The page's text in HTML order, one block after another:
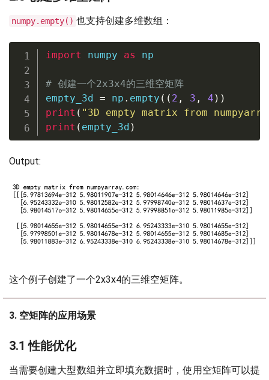
numpy.empty() 也支持创建多维数组：
import numpy as np
# 创建一个2x3x4的三维空矩阵
empty_3d = np . empty ( ( 2 , 3 , 4 ) )
print ( "3D empty matrix from
print ( empty_3d )
Output:
这个例子创建了一个2x3x4的三维空矩阵。
3. 空矩阵的应用场景
3.1 性能优化
当需要创建大型数组并立即填充数据时，使用空矩阵可以提